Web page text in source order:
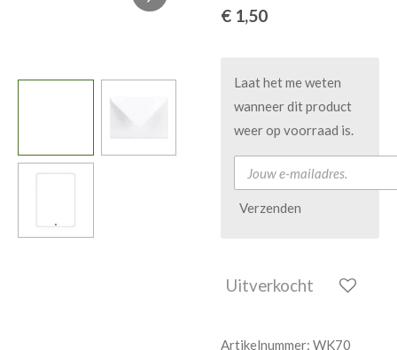
€ 1,50
Laat het me weten
wanneer dit product
weer op voorraad is.
Verzenden
Uitverkocht
Artikelnummer: WK70